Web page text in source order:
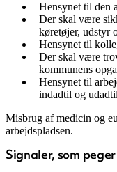
Hensynet til den
Der skal være
køretøjer, udstyr
Hensynet til
Der skal være
kommunens
Hensynet til
indadtil og udadtil
Misbrug af medicin og
arbejdspladsen.
Signaler, som